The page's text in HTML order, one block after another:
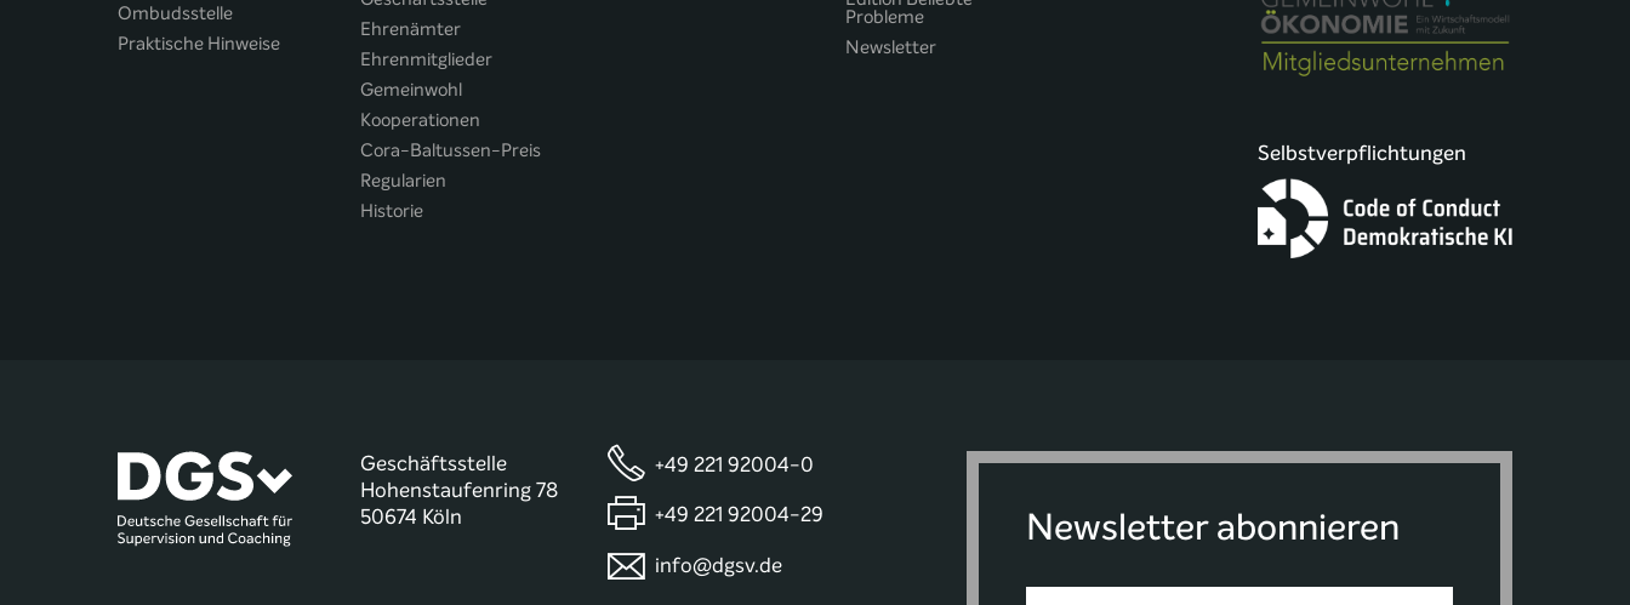
Ombudsstelle
Praktische Hinweise
Ehrenämter
Ehrenmitglieder
Gemeinwohl
Kooperationen
Cora-Baltussen-Preis
Regularien
Historie
Probleme
Newsletter
Selbstverpflichtungen
Geschäftsstelle
Hohenstaufenring 78
50674 Köln
+49 221 92004-0
+49 221 92004-29
info@dgsv.de
Newsletter abonnieren